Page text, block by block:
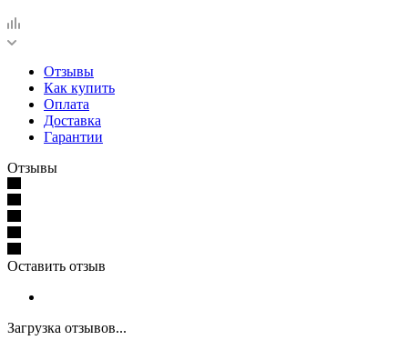
Отзывы
Как купить
Оплата
Доставка
Гарантии
Отзывы
Оставить отзыв
Загрузка отзывов...